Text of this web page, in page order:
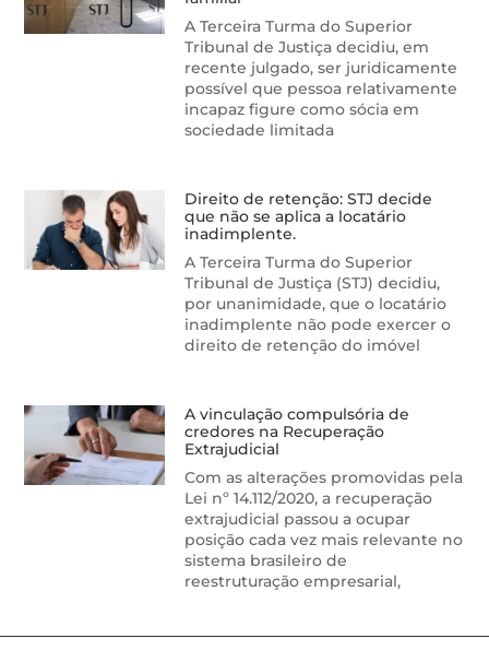
A Terceira Turma do Superior
Tribunal de Justiça decidiu, em
recente julgado, ser juridicamente
possível que pessoa relativamente
incapaz figure como sócia em
sociedade limitada
Direito de retenção: STJ decide
que não se aplica a locatário
inadimplente.
A Terceira Turma do Superior
Tribunal de Justiça (STJ) decidiu,
por unanimidade, que o locatário
inadimplente não pode exercer o
direito de retenção do imóvel
A vinculação compulsória de
credores na Recuperação
Extrajudicial
Com as alterações promovidas pela
Lei nº 14.112/2020, a recuperação
extrajudicial passou a ocupar
posição cada vez mais relevante no
sistema brasileiro de
reestruturação empresarial,